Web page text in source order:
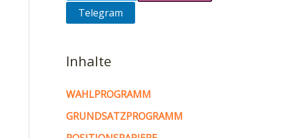
Telegram
Inhalte
WAHLPROGRAMM
GRUNDSATZPROGRAMM